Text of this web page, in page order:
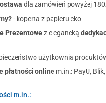
dla zamówień powyżej
- koperta z papieru eko
Prezentowez elegancką
użytkownia
płatności online m.in.: PayU,
m.in.: